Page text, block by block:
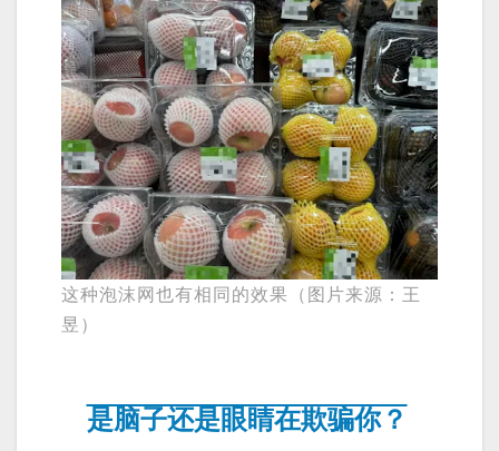
这种泡沫网也有相同的效果（图片来源：王
昱）
是脑子还是眼睛在欺骗你？